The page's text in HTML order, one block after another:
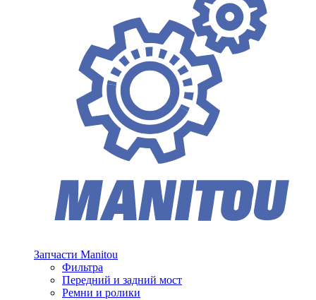
Запчасти Manitou
Фильтра
Передний и задний мост
Ремни и ролики